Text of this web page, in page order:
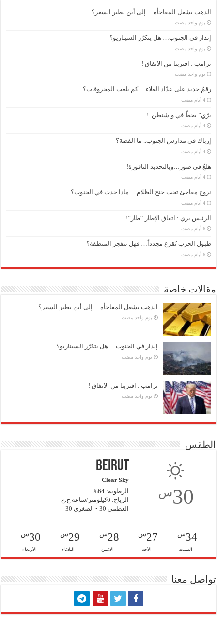
الذهب يشعل المفاجأة… إلى أين يطير السعر؟
‏يوم واحد مضت
إنذار في الجنوب… هل يتكرّر السيناريو؟
‏يوم واحد مضت
ترامب : اقتربنا من الاتفاق !
‏يوم واحد مضت
رقمٌ جديد على عدّاد الغلاء… كم بلغت المحروقات؟
‏4 أيام مضت
برّي” يحطّ في واشنطن..!
‏4 أيام مضت
إرباك في مدارس الجنوب.. ما القصة؟
‏4 أيام مضت
هلعٌ في صور…وبالتحديد الناقورة!
‏4 أيام مضت
نزوح مفاجئ تحت جنح الظلام… ماذا حدث في الجنوب؟
‏4 أيام مضت
الرئيس بري : اتفاق الإطار “طار”!
‏6 أيام مضت
طبول الحرب تُقرع مجدداً… فهل تنفجر المنطقة؟
‏6 أيام مضت
مقالات خاصة
الذهب يشعل المفاجأة… إلى أين يطير السعر؟
‏يوم واحد مضت
إنذار في الجنوب… هل يتكرّر السيناريو؟
‏يوم واحد مضت
ترامب : اقتربنا من الاتفاق !
‏يوم واحد مضت
الطقس
30س
Beirut
Clear Sky
الرطوبة: 64%
الرياح: 6كيلومتر/ساعة ج.غ
العظمى 30 • الصغرى 30
34س
السبت
27س
الأحد
28س
الاثنين
29س
الثلاثاء
30س
الأربعاء
تواصل معنا